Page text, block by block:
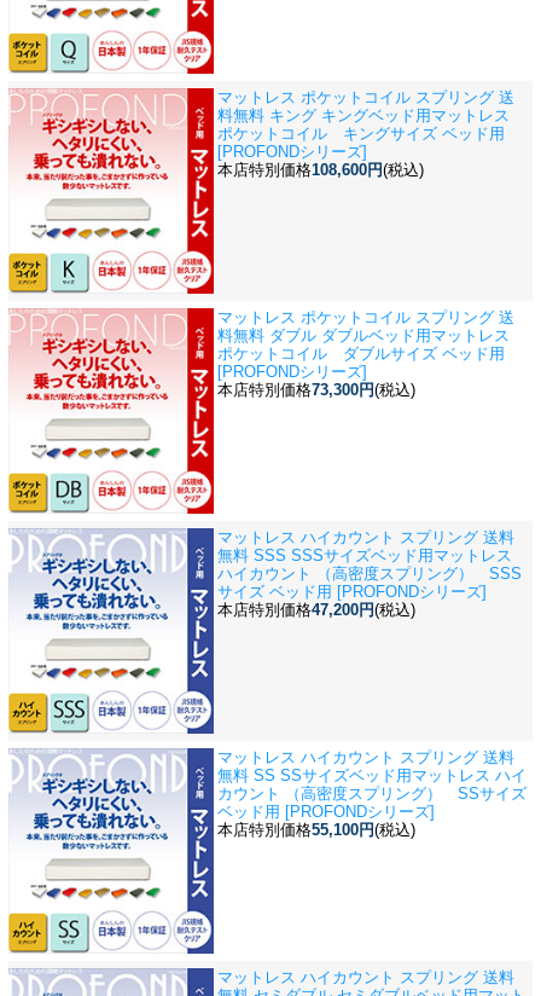
マットレス ポケットコイル スプリング 送
料無料 キング キングベッド用 マットレス
ポケットコイル キングサイズ ベッド用
[PROFONDシリーズ]
本店特別価格108,600円(税込)
マットレス ポケットコイル スプリング 送
料無料 ダブル ダブルベッド用 マットレス
ポケットコイル ダブルサイズ ベッド用
[PROFONDシリーズ]
本店特別価格73,300円(税込)
マットレス ハイカウント スプリング 送料
無料 SSS SSSサイズベッド用 マットレス
ハイカウント （高密度スプリング） SSS
サイズ ベッド用 [PROFONDシリーズ]
本店特別価格47,200円(税込)
マットレス ハイカウント スプリング 送料
無料 SS SSサイズベッド用 マットレス ハイ
カウント （高密度スプリング） SSサイズ
ベッド用 [PROFONDシリーズ]
本店特別価格55,100円(税込)
マットレス ハイカウント スプリング 送料